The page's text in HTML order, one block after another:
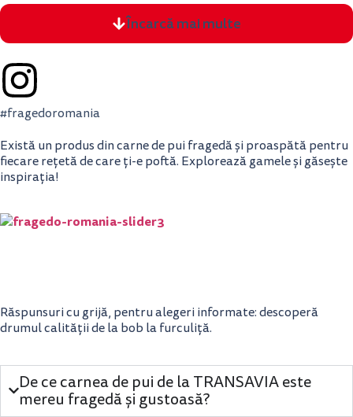
Încarcă mai multe
#fragedoromania
Există un produs din carne de pui fragedă și proaspătă pentru
fiecare rețetă de care ți-e poftă. Explorează gamele și găsește
inspirația!
Răspunsuri cu grijă, pentru alegeri informate: descoperă
drumul calității de la bob la furculiță.
De ce carnea de pui de la TRANSAVIA este
mereu fragedă și gustoasă?